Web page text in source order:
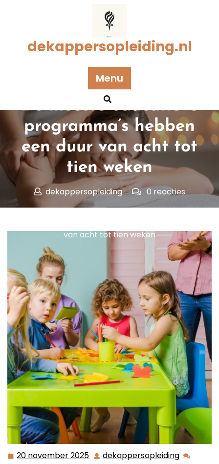
dekappersopleiding.nl
Menu
Geplaatst op 20 november 2025
De meeste educatieve
programma’s hebben
een duur van acht tot
tien weken
dekappersopleiding
0 reacties
dekappersopleiding.nl>>Uncategorized>> De
van acht tot tien weken
20 november 2025 20 dekappersopleiding